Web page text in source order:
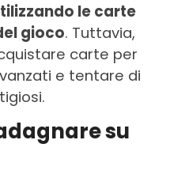
le carte
gioco. Tuttavia,
carte per
e tentare di
su